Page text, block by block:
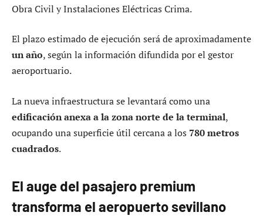
Obra Civil y Instalaciones Eléctricas Crima.
El plazo estimado de ejecución será de aproximadamente
un año, según la información difundida por el gestor
aeroportuario.
La nueva infraestructura se levantará como una
edificación anexa a la zona norte de la terminal,
ocupando una superficie útil cercana a los 780 metros
cuadrados.
El auge del pasajero premium
transforma el aeropuerto sevillano